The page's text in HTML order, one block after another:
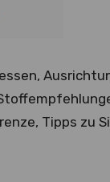
Tipps zu